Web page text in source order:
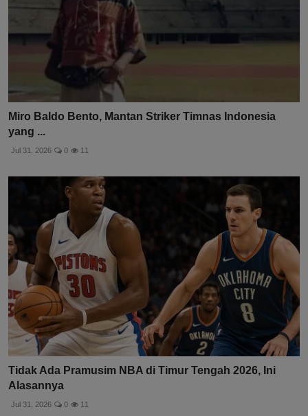
Miro Baldo Bento, Mantan Striker Timnas Indonesia
yang ...
Jul 31, 2026 0 11
Tidak Ada Pramusim NBA di Timur Tengah 2026, Ini
Alasannya
Jul 31, 2026 0 11